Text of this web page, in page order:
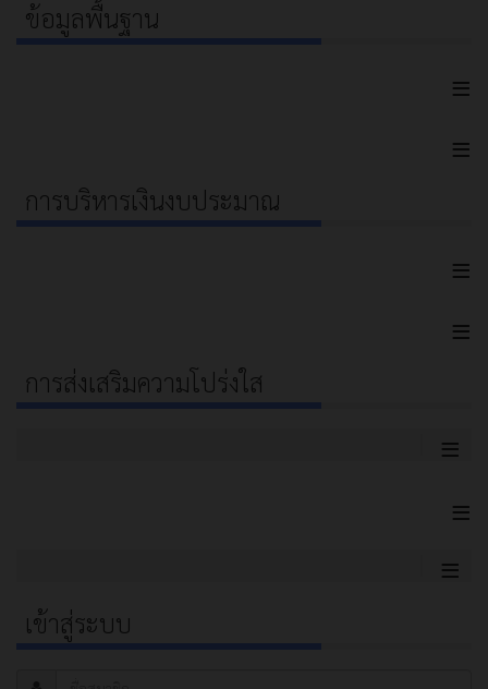
ข้อมูลพื้นฐาน
≡
≡
การบริหารเงินงบประมาณ
≡
≡
การส่งเสริมความโปร่งใส
≡
≡
≡
เข้าสู่ระบบ